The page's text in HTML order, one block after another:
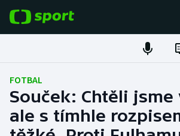
Fotbal
Hokej
Tenis
FOTBAL
Souček: Chtěli jsme
ale s tímhle